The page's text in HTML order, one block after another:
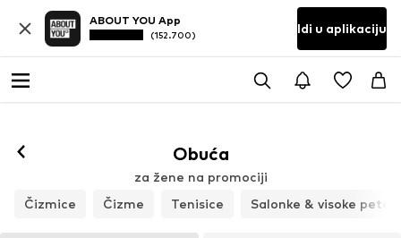
ABOUT YOU App
(152.700) Idi u aplikaciju
Obuća
za žene na promociji
Čizmice
Čizme Tenisice Salonke & visoke pete